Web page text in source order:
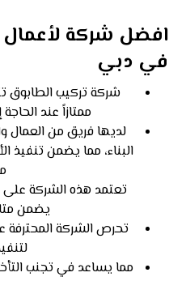
افضل شركة لأعمال
في دبي
شركة تركيب الطابوق
ممتازاً عند
لديها فريق من العمال
البناء، مما يضمن تنفيذ
تعتمد هذه الشركة على
يضمن
تحرص الشركة المحترفة
مما يساعد في تجنب